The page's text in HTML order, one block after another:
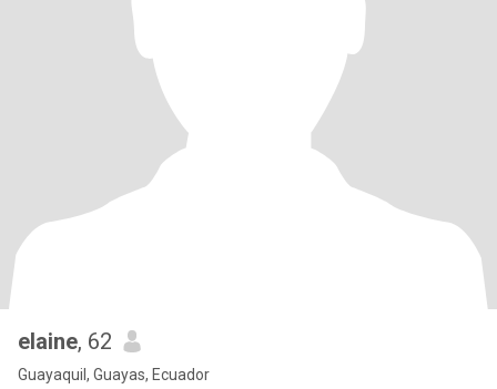
elaine, 62
Guayaquil, Guayas, Ecuador